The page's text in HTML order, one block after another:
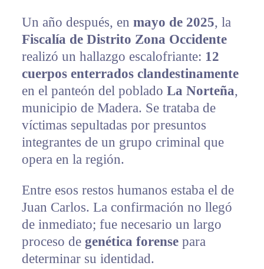
Un año después, en mayo de 2025, la
Fiscalía de Distrito Zona Occidente
realizó un hallazgo escalofriante: 12
cuerpos enterrados clandestinamente
en el panteón del poblado La Norteña,
municipio de Madera. Se trataba de
víctimas sepultadas por presuntos
integrantes de un grupo criminal que
opera en la región.
Entre esos restos humanos estaba el de
Juan Carlos. La confirmación no llegó
de inmediato; fue necesario un largo
proceso de genética forensepara
determinar su identidad.